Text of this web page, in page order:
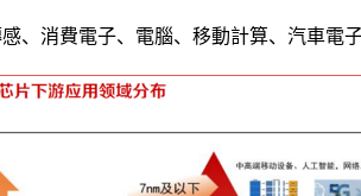
、消費電子、電腦、移動計算、汽車電